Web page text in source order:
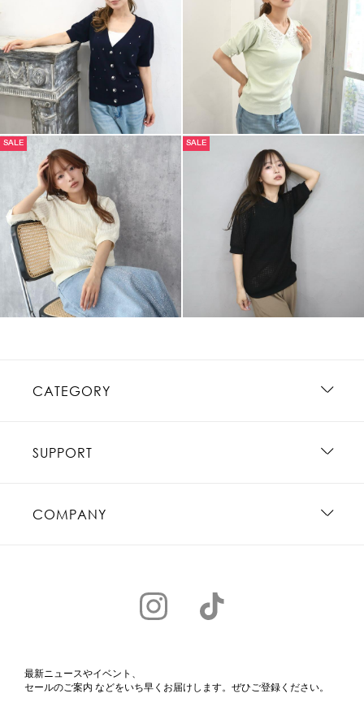
SALE SALE
CATEGORY
SUPPORT
COMPANY
最新ニュースやイベント、
セールのご案内 などをいち早くお届けします。ぜひご登録ください。